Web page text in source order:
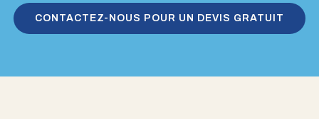
CONTACTEZ-NOUS POUR UN DEVIS GRATUIT